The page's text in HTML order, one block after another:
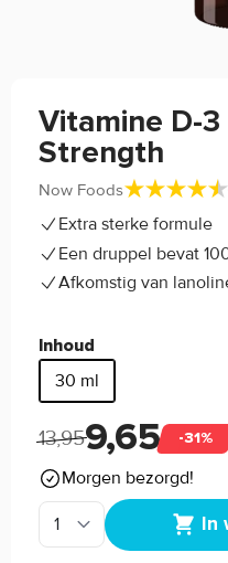
Vitamine D-
Strength
Now Foods
Extra sterke formule
Een druppel bevat
Afkomstig van
Inhoud
30 ml
13,959,65 -31%
Morgen bezorgd!
In